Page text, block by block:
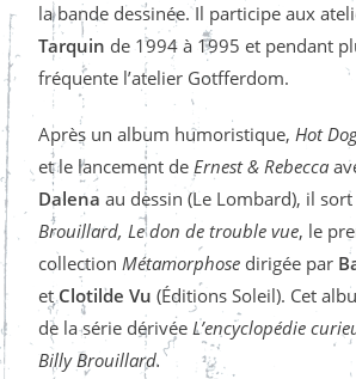
la bande dessinée. Il participe aux
Tarquin de 1994 à 1995 et pendant
fréquente l’atelier Gotfferdom.
Après un album humoristique,Hot
et le lancement deErnest & Rebecca
Dalena au dessin (Le Lombard), il
Brouillard, Le don de trouble vue, le
collectionMétamorphose dirigée par
etClotilde Vu (Éditions Soleil). Cet
de la série dérivéeL’encyclopédie
Billy Brouillard.